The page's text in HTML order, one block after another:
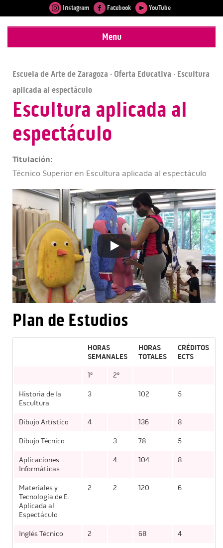
Instagram Facebook YouTube
Menu
Escuela de Arte de Zaragoza · Oferta Educativa · Escultura
aplicada al espectáculo
Escultura aplicada al
espectáculo
Titulación:
Técnico Superior en Escultura aplicada al espectáculo
Plan de Estudios
HORAS
SEMANALES
HORAS
TOTALES
CRÉDITOS
ECTS
1º 2º
Historia de la
Escultura
3 102 5
Dibujo Artístico 4 136 8
Dibujo Técnico 3 78 5
Aplicaciones
Informáticas
4 104 8
Materiales y
Tecnología de E.
Aplicada al
Espectáculo
2 2 120 6
Inglés Técnico 2 68 4